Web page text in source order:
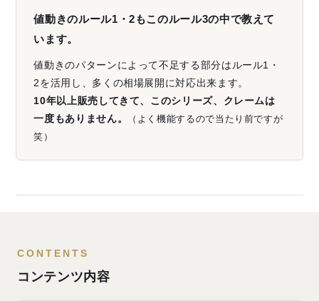
値動きのルール1・2もこのルール3の中で教えて
います。
値動きのパターンによって不足する部分はルール1・
2を活用し、多くの相場展開に対応出来ます。
10年以上販売してきて、このシリーズ、クレームは
一度もありません。
（よく機能するので当たり前ですが
笑）
CONTENTS
コンテンツ内容